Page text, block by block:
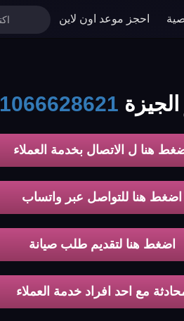
احجز موعد اون لاين
هنا ل الاتصال بخدمة العملاء
اضغط هنا للتواصل عبر واتساب
اضغط هنا لتقديم طلب صيانة
مع احد افراد خدمة العملاء